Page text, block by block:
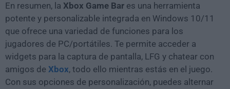
En resumen, la Xbox Game Bar es una herramienta
potente y personalizable integrada en Windows 10/11
que ofrece una variedad de funciones para los
jugadores de PC/portátiles. Te permite acceder a
widgets para la captura de pantalla, LFG y chatear con
amigos de Xbox, todo ello mientras estás en el juego.
Con sus opciones de personalización, puedes alternar